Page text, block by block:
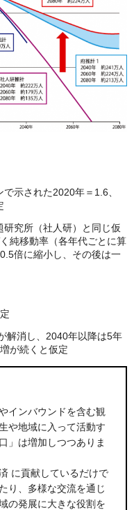
示された2020年＝1.6、
究所（社人研）と同じ仮
純移動率（各年代ごとに算
倍に縮小し、その後は一
解消し、2040年以降は5年
が続くと仮定
インバウンドを含む観
や地域に入って活動す
」は増加しつつありま
に貢献しているだけで
り、多様な交流を通じ
の発展に大きな役割を